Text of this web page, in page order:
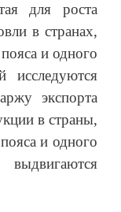
для роста
в странах,
и одного
экспорта
в страны,
и одного